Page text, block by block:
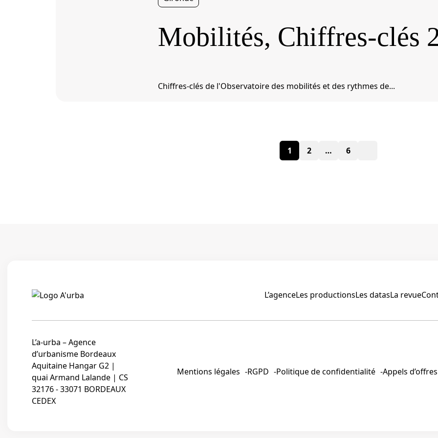
Mobilités, Chiffres-clés
Chiffres-clés de l'Observatoire des mobilités et des rythmes de...
1 2 … 6
L’agenceLes productionsLes datasLa revue
L’a-urba – Agence
d’urbanisme Bordeaux
Aquitaine Hangar G2 |
quai Armand Lalande | CS
32176 - 33071 BORDEAUX
CEDEX
Mentions légales RGPD Politique de confidentialité Appels d’offres